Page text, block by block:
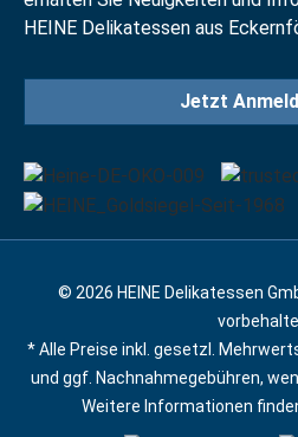
HEINE Delikatessen aus
Jetzt
© 2026 HEINE Delikatessen
* Alle Preise inkl. gesetzl.
und ggf. Nachnahmegebühren,
Weitere Informationen